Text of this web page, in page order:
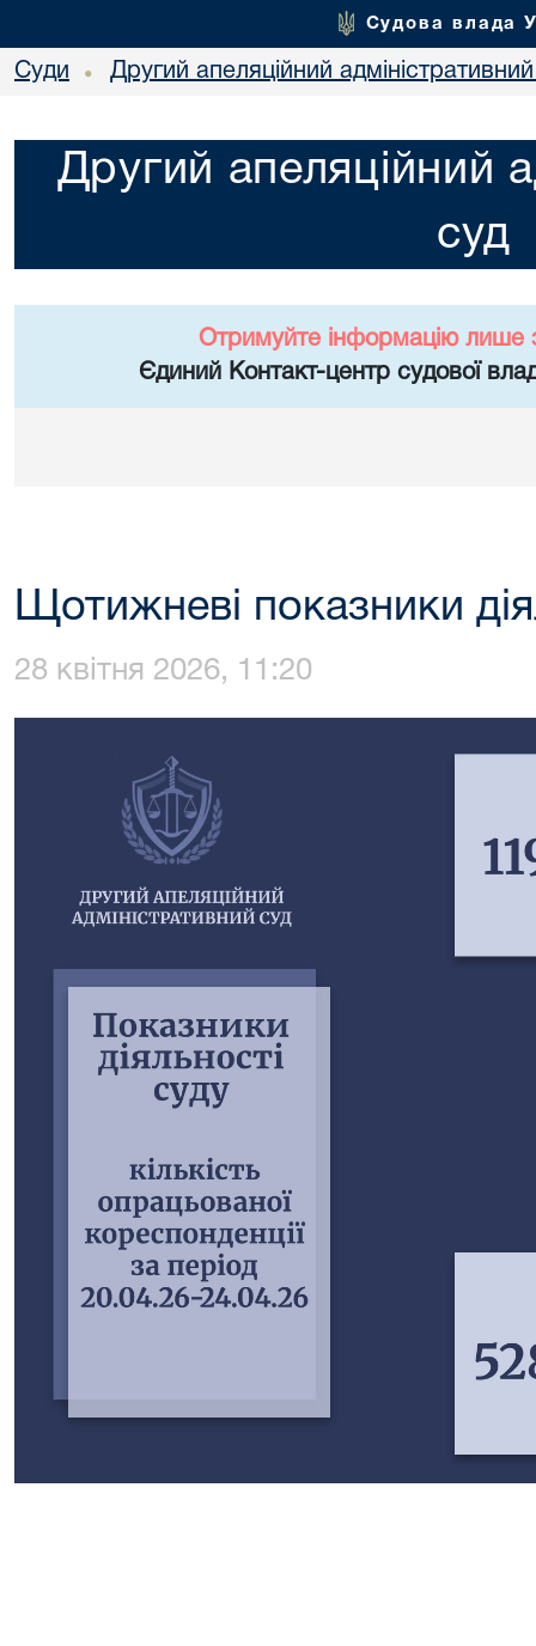
Судова влада
Суди • Другий апеляційний
Другий апеляційний
суд
Отримуйте інформацію лише
Єдиний Контакт-центр судової
Щотижневі показники
28 квітня 2026, 11:20